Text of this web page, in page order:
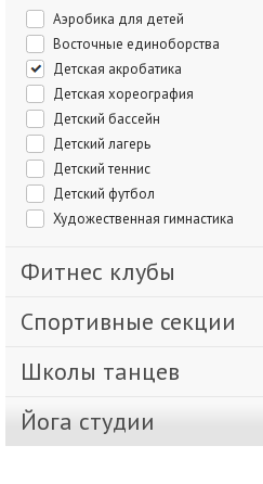
Аэробика для детей
Восточные единоборства
Детская акробатика
Детская хореография
Детский бассейн
Детский лагерь
Детский теннис
Детский футбол
Художественная гимнастика
Фитнес клубы
Спортивные секции
Школы танцев
Йога студии